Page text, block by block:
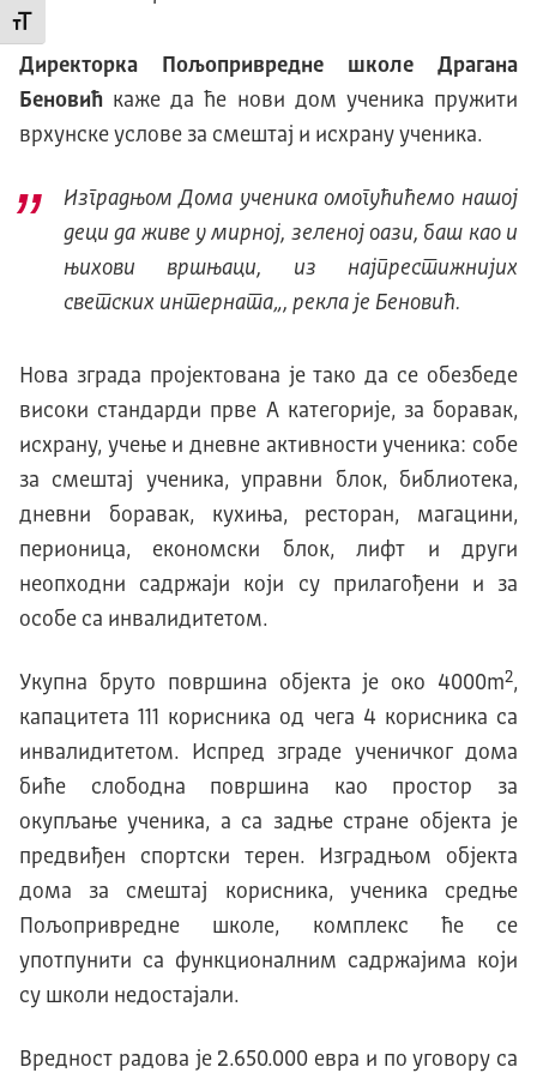
Промени величину слова
Директорка Пољопривредне школе Драгана
Беновић каже да ће нови дом ученика пружити
врхунске услове за смештај и исхрану ученика.
Изградњом Дома ученика омогућићемо нашој
деци да живе у мирној, зеленој оази, баш као и
њихови вршњаци, из најпрестижнијих
светских интерната„, рекла је Беновић.
Нова зграда пројектована је тако да се обезбеде
високи стандарди прве A категорије, за боравак,
исхрану, учење и дневне активности ученика: собе
за смештај ученика, управни блок, библиотека,
дневни боравак, кухиња, ресторан, магацини,
перионица, економски блок, лифт и други
неопходни садржаји који су прилагођени и за
особе са инвалидитетом.
Укупна бруто површина објекта је око 4000m2,
капацитета 111 корисника од чега 4 корисника са
инвалидитетом. Испред зграде ученичког дома
биће слободна површина као простор за
окупљање ученика, а са задње стране објекта је
предвиђен спортски терен. Изградњом објекта
дома за смештај корисника, ученика средње
Пољопривредне школе, комплекс ће се
употпунити са функционалним садржајима који
су школи недостајали.
Вредност радова је 2.650.000 евра и по уговору са